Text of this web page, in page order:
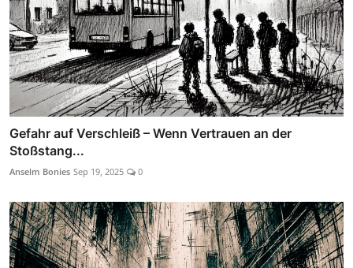
Gefahr auf Verschleiß – Wenn Vertrauen an der
Stoßstang...
Anselm Bonies Sep 19, 2025 0